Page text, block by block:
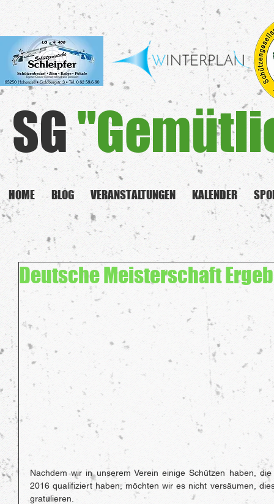
SG
HOME BLOG VERANSTALTUNGEN KALENDER
Deutsche Meisterschaft
Nachdem wir in unserem Verein einige Schützen haben,
2016 qualifiziert haben, möchten wir es nicht versäumen,
gratulieren.